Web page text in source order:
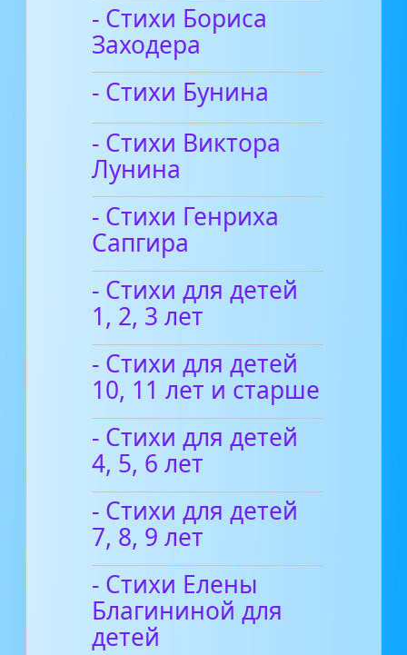
- Стихи Бориса
Заходера
- Стихи Бунина
- Стихи Виктора
Лунина
- Стихи Генриха
Сапгира
- Стихи для детей
1, 2, 3 лет
- Стихи для детей
10, 11 лет и старше
- Стихи для детей
4, 5, 6 лет
- Стихи для детей
7, 8, 9 лет
- Стихи Елены
Благининой для
детей